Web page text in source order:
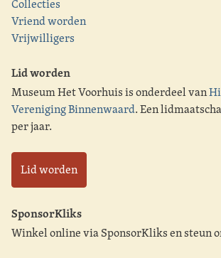
Collecties
Vriend worden
Vrijwilligers
Lid worden
Museum Het Voorhuis is onderdeel van
Vereniging Binnenwaard. Een
per jaar.
Lid worden
SponsorKliks
Winkel online via SponsorKliks en steun